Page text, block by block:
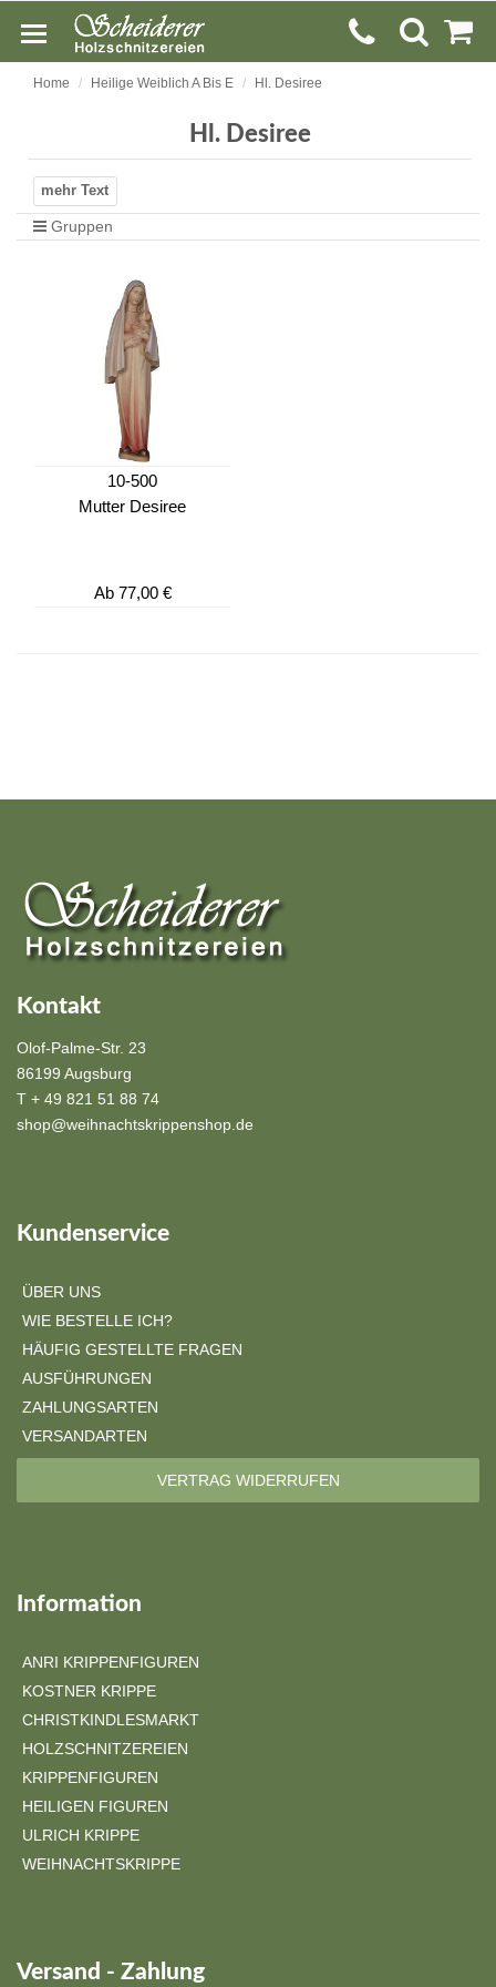
Home Heilige Weiblich A Bis E Hl. Desiree
Hl. Desiree
Gruppen
10-500
Mutter Desiree
Ab77,00 €
Kontakt
Olof-Palme-Str. 23
86199 Augsburg
T + 49 821 51 88 74
shop@weihnachtskrippenshop.de
Kundenservice
ÜBER UNS
WIE BESTELLE ICH?
HÄUFIG GESTELLTE FRAGEN
AUSFÜHRUNGEN
ZAHLUNGSARTEN
VERSANDARTEN
VERTRAG WIDERRUFEN
Information
ANRI KRIPPENFIGUREN
KOSTNER KRIPPE
CHRISTKINDLESMARKT
HOLZSCHNITZEREIEN
KRIPPENFIGUREN
HEILIGEN FIGUREN
ULRICH KRIPPE
WEIHNACHTSKRIPPE
Versand - Zahlung